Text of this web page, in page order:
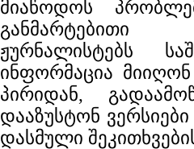
მიაწოდოს
ჟურნალისტებს
ინფორმაცია
პირიდან,
დააზუსტონ
დასმული